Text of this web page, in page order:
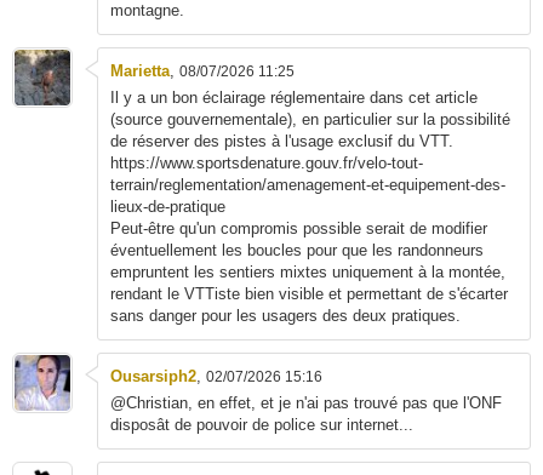
montagne.
Marietta, 08/07/2026 11:25
Il y a un bon éclairage réglementaire dans cet article
(source gouvernementale), en particulier sur la possibilité
de réserver des pistes à l'usage exclusif du VTT.
https://www.sportsdenature.gouv.fr/velo-tout-
terrain/reglementation/amenagement-et-equipement-des-
lieux-de-pratique
Peut-être qu'un compromis possible serait de modifier
éventuellement les boucles pour que les randonneurs
empruntent les sentiers mixtes uniquement à la montée,
rendant le VTTiste bien visible et permettant de s'écarter
sans danger pour les usagers des deux pratiques.
Ousarsiph2, 02/07/2026 15:16
@Christian, en effet, et je n'ai pas trouvé pas que l'ONF
disposât de pouvoir de police sur internet...